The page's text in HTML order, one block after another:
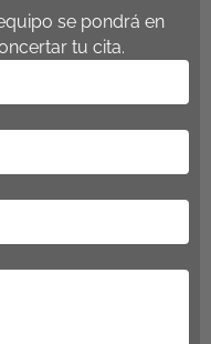
se pondrá en
tu cita.